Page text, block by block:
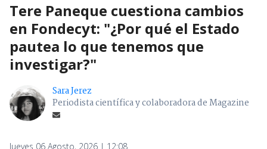
Tere Paneque cuestiona cambios
en Fondecyt: "¿Por qué el Estado
pautea lo que tenemos que
investigar?"
Sara Jerez
Periodista científica y colaboradora de Magazine
Jueves 06 Agosto, 2026 | 12:08